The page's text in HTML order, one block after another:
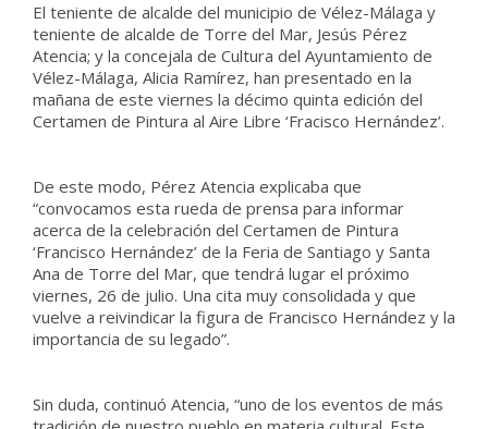
El teniente de alcalde del municipio de Vélez-Málaga y
teniente de alcalde de Torre del Mar, Jesús Pérez
Atencia; y la concejala de Cultura del Ayuntamiento de
Vélez-Málaga, Alicia Ramírez, han presentado en la
mañana de este viernes la décimo quinta edición del
Certamen de Pintura al Aire Libre ‘Fracisco Hernández’.
De este modo, Pérez Atencia explicaba que
“convocamos esta rueda de prensa para informar
acerca de la celebración del Certamen de Pintura
‘Francisco Hernández’ de la Feria de Santiago y Santa
Ana de Torre del Mar, que tendrá lugar el próximo
viernes, 26 de julio. Una cita muy consolidada y que
vuelve a reivindicar la figura de Francisco Hernández y la
importancia de su legado”.
Sin duda, continuó Atencia, “uno de los eventos de más